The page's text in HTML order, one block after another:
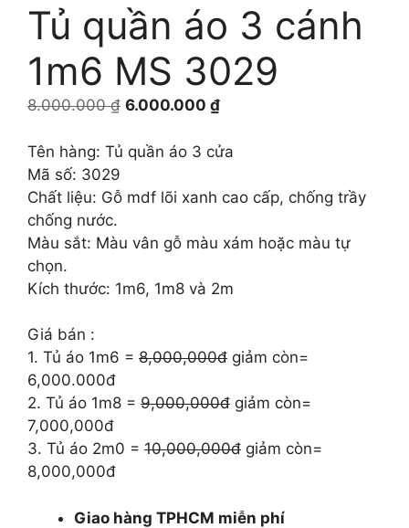
Tủ quần áo 3 cánh
1m6 MS 3029
8.000.000₫ Giá
là:
6.000.000 ₫Giá
tại
6.000.000 ₫.
Tên hàng: Tủ quần áo 3 cửa
Mã số: 3029
Chất liệu: Gỗ mdf lõi xanh cao cấp, chống trầy
chống nước.
Màu sắt: Màu vân gỗ màu xám hoặc màu tự
chọn.
Kích thước: 1m6, 1m8 và 2m
Giá bán :
1. Tủ áo 1m6 = 8,000,000đ giảm còn=
6,000.000đ
2. Tủ áo 1m8 = 9,000,000đ giảm còn=
7,000,000đ
3. Tủ áo 2m0 = 10,000,000đ giảm còn=
8,000,000đ
Giao hàng TPHCM miễn phí